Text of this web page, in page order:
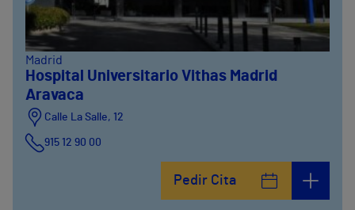
Madrid
Hospital Universitario Vithas Madrid
Aravaca
Calle La Salle, 12
915 12 90 00
Pedir Cita